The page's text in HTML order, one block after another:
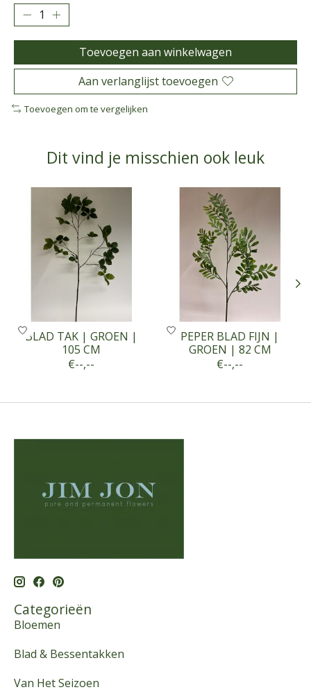
Toevoegen aan winkelwagen
Aan verlanglijst toevoegen
Toevoegen om te vergelijken
Dit vind je misschien ook leuk
Items van productcarrousel
BLAD TAK | GROEN |
105 CM
€--,--
PEPER BLAD FIJN |
GROEN | 82 CM
€--,--
Categorieën
Bloemen
Blad & Bessentakken
Van Het Seizoen